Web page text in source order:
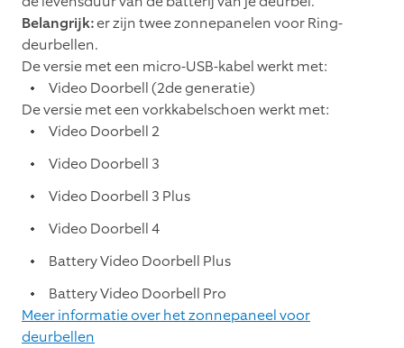
Belangrijk:er zijn twee zonnepanelen voor Ring-
deurbellen.
De versie met een micro-USB-kabel werkt met:
Video Doorbell (2de generatie)
De versie met een vorkkabelschoen werkt met:
Video Doorbell 2
Video Doorbell 3
Video Doorbell 3 Plus
Video Doorbell 4
Battery Video Doorbell Plus
Battery Video Doorbell Pro
Meer informatie over het zonnepaneel voor
deurbellen